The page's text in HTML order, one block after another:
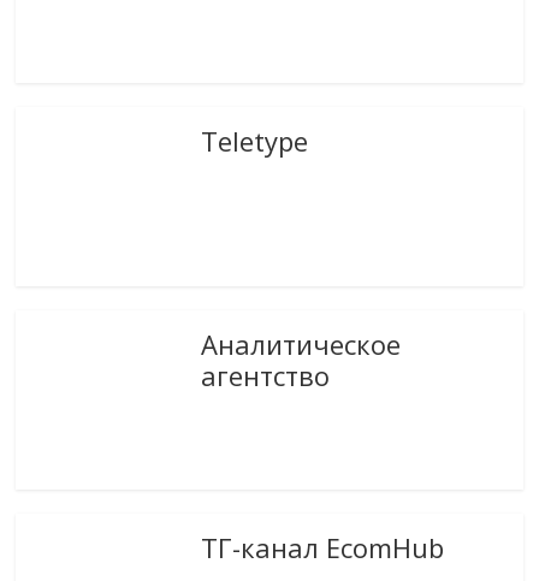
Teletype
Аналитическое
агентство
ТГ-канал EcomHub